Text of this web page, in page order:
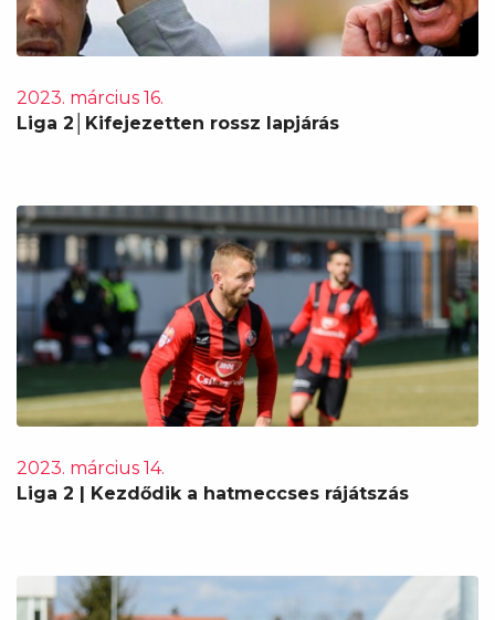
2023. március 16.
Liga 2│Kifejezetten rossz lapjárás
2023. március 14.
Liga 2 | Kezdődik a hatmeccses rájátszás